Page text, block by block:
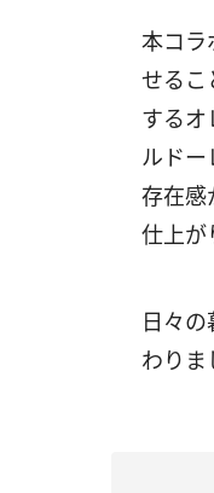
本コラ
せるこ
するオ
ルドー
存在感
仕上が
日々
わりま